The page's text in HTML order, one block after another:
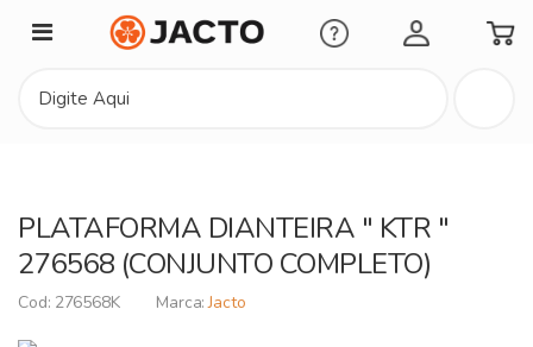
Minha Conta
PLATAFORMA DIANTEIRA " KTR "
276568 (CONJUNTO COMPLETO)
276568K Jacto